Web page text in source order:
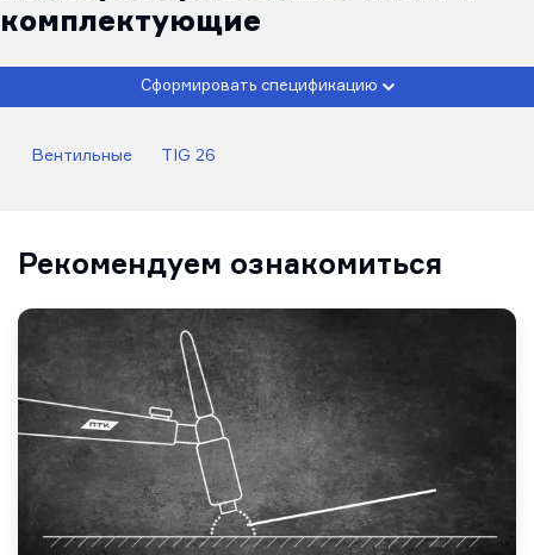
комплектующие
Cформировать спецификацию
Вентильные TIG 26
Рекомендуем ознакомиться